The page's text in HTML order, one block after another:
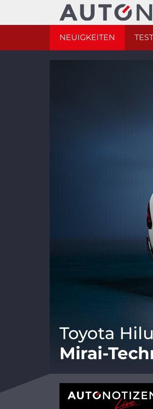
NEUIGKEITEN
Toyota
Mirai-